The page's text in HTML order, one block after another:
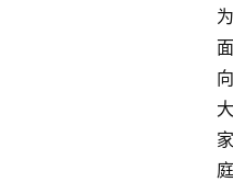
为
面
向
大
家
庭